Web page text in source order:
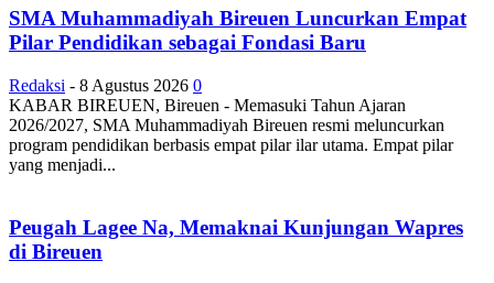
SMA Muhammadiyah Bireuen Luncurkan Empat
Pilar Pendidikan sebagai Fondasi Baru
Redaksi - 8 Agustus 2026 0
KABAR BIREUEN, Bireuen - Memasuki Tahun Ajaran
2026/2027, SMA Muhammadiyah Bireuen resmi meluncurkan
program pendidikan berbasis empat pilar ilar utama. Empat pilar
yang menjadi...
Peugah Lagee Na, Memaknai Kunjungan Wapres
di Bireuen